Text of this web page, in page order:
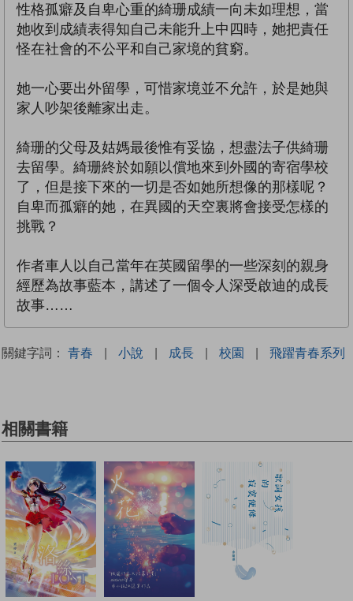
性格孤癖及自卑心重的綺珊成績一向未如理想，當
她收到成績表得知自己未能升上中四時，她把責任
怪在社會的不公平和自己家境的貧窮。
她一心要出外留學，可惜家境並不允許，於是她與
家人吵架後離家出走。
綺珊的父母及姑媽最後惟有妥協，想盡法子供綺珊
去留學。綺珊終於如願以償地來到外國的寄宿學校
了，但是接下來的一切是否如她所想像的那樣呢？
自卑而孤癖的她，在異國的天空裏將會接受怎樣的
挑戰？
作者車人以自己當年在英國留學的一些深刻的親身
經歷為故事藍本，講述了一個令人深受啟迪的成長
故事……
關鍵字詞： 青春 | 小說 | 成長 | 校園 | 飛躍青春系列
相關書籍